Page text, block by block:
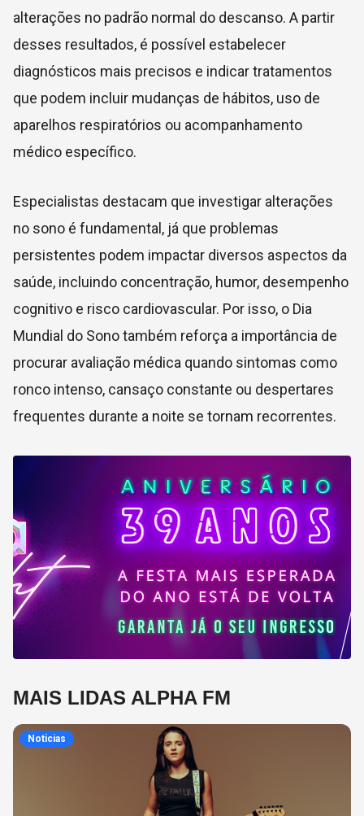
alterações no padrão normal do descanso. A partir
desses resultados, é possível estabelecer
diagnósticos mais precisos e indicar tratamentos
que podem incluir mudanças de hábitos, uso de
aparelhos respiratórios ou acompanhamento
médico específico.
Especialistas destacam que investigar alterações
no sono é fundamental, já que problemas
persistentes podem impactar diversos aspectos da
saúde, incluindo concentração, humor, desempenho
cognitivo e risco cardiovascular. Por isso, o Dia
Mundial do Sono também reforça a importância de
procurar avaliação médica quando sintomas como
ronco intenso, cansaço constante ou despertares
frequentes durante a noite se tornam recorrentes.
MAIS LIDAS ALPHA FM
Noticias